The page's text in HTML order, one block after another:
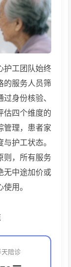
护工团队始终
的服务人员筛
身份核验、
估四个维度的
管理，患者家
护工状态。
则，所有服务
无中途加价或
用。
天陪诊